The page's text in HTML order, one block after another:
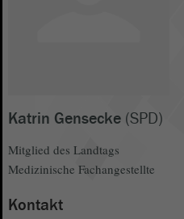
Katrin Gensecke (SPD)
Mitglied des Landtags
Medizinische Fachangestellte
Kontakt